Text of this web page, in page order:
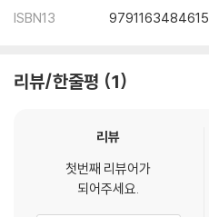
ISBN13
9791163484615
리뷰/한줄평 1
리뷰
첫번째 리뷰어가
되어주세요.